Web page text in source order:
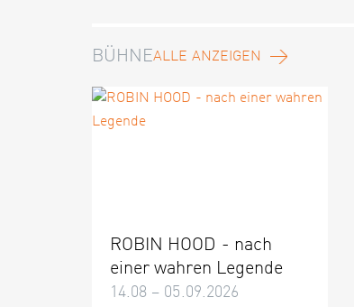
BÜHNEALLE ANZEIGEN
ROBIN HOOD - nach
einer wahren Legende
14.08 – 05.09.2026